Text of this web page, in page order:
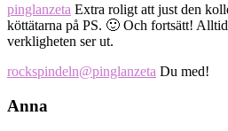
pinglanzeta Extra roligt att just den
köttätarna på PS. 🙂 Och fortsätt!
verkligheten ser ut.
rockspindeln@pinglanzeta Du med!
Anna